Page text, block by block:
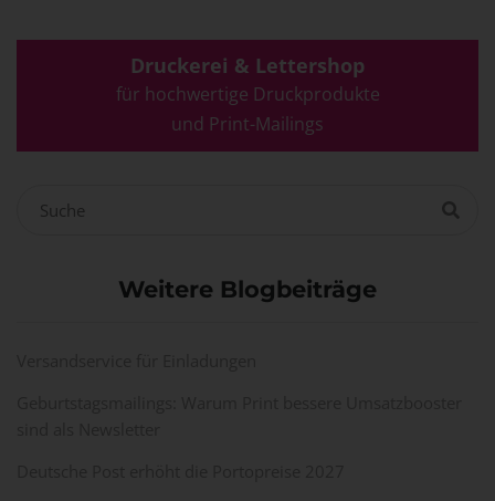
Druckerei & Lettershop
für hochwertige Druckprodukte
und Print-Mailings
Weitere Blogbeiträge